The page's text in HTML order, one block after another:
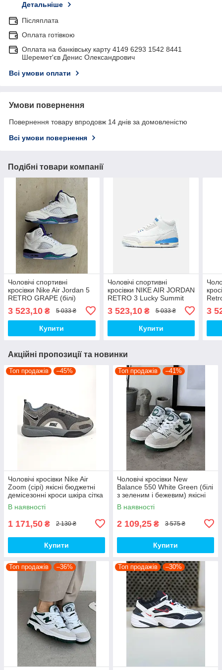
Детальніше
Післяплата
Оплата готівкою
Оплата на банківську карту 4149 6293 1542 8441
Шеремет'єв Денис Олександрович
Всі умови оплати
Умови повернення
Повернення товару впродовж 14 днів за домовленістю
Всі умови повернення
Подібні товари компанії
Чоловічі спортивні
кросівки Nike Air Jordan 5
RETRO GRAPE (білі)
стильні повсякденні кроси
jd39 Найк топ
3 523,10 ₴ 5 033 ₴
Купити
Чоловічі спортивні
кросівки NIKE AIR JORDAN
RETRO 3 Lucky Summit
White / Blue (білі) стильні
повсякденні кроси jdl4
Найк топ
3 523,10₴ 5 033 ₴
Купити
jd36
3
Акційні пропозиції та новинки
Топ продажів –45%
Чоловічі кросівки Nike Air
Zoom (сірі) якісні бюджетні
демісезонні кроси шкіра сітка
D426 топ
В наявності
1 171,50 ₴ 2 130 ₴
Купити
Топ продажів –41%
Чоловічі кросівки New
Balance 550 White Green (білі
з зеленим і бежевим) якісні
модні кроси NB020 топ
В наявності
2 109,25 ₴ 3 575 ₴
Купити
Топ продажів –36% Топ продажів –30%